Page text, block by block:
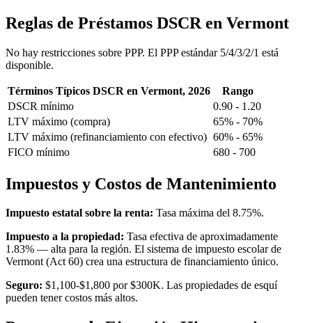
Reglas de Préstamos DSCR en Vermont
No hay restricciones sobre PPP. El PPP estándar 5/4/3/2/1 está
disponible.
Términos Típicos DSCR en Vermont, 2026
Rango
DSCR mínimo
0.90 - 1.20
LTV máximo (compra)
65% - 70%
LTV máximo (refinanciamiento con efectivo) 60% - 65%
FICO mínimo
680 - 700
Impuestos y Costos de Mantenimiento
Impuesto estatal sobre la renta: Tasa máxima del 8.75%.
Impuesto a la propiedad: Tasa efectiva de aproximadamente
1.83% — alta para la región. El sistema de impuesto escolar de
Vermont (Act 60) crea una estructura de financiamiento único.
Seguro: $1,100-$1,800 por $300K. Las propiedades de esquí
pueden tener costos más altos.